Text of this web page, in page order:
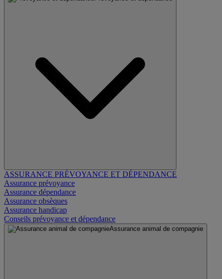
ASSURANCE PRÉVOYANCE ET DÉPENDANCE
Assurance prévoyance
Assurance dépendance
Assurance obsèques
Assurance handicap
Conseils prévoyance et dépendance
Assurance animal de compagnie